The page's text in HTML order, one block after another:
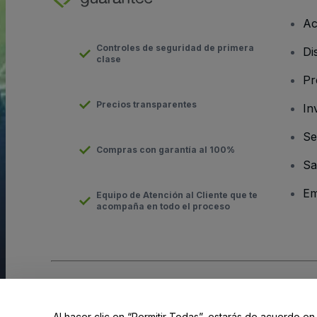
Controles de seguridad de primera
clase
Precios transparentes
Compras con garantía al 100%
Equipo de Atención al Cliente que te
acompaña en todo el proceso